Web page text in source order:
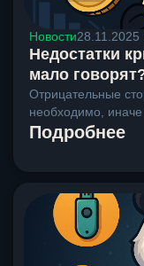
Новости28.11.2025
Недостатки
мало
Отрицательные
необходимо, иначе
Подробнее